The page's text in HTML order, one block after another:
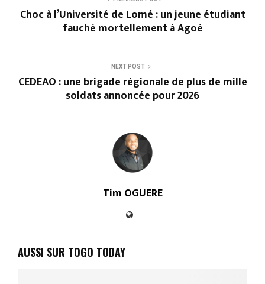
Choc à l’Université de Lomé : un jeune étudiant
fauché mortellement à Agoè
NEXT POST
CEDEAO : une brigade régionale de plus de mille
soldats annoncée pour 2026
Tim OGUERE
AUSSI SUR TOGO TODAY